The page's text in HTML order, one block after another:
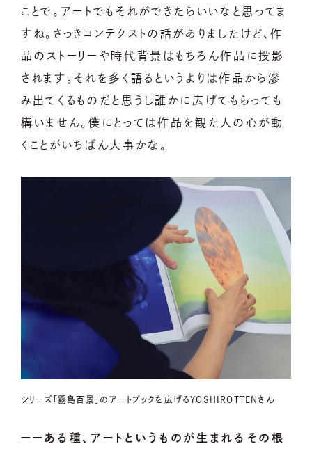
ことで。アートでもそれができたらいいなと思ってま
すね。さっきコンテクストの話がありましたけど、作
品のストーリーや時代背景はもちろん作品に投影
されます。それを多く語るというよりは作品から滲
み出てくるものだと思うし誰かに広げてもらっても
構いません。僕にとっては作品を観た人の心が動
くことがいちばん大事かな。
シリーズ「霧島百景」のアートブックを広げるYOSHIROTTENさん
ーーある種、アートというものが生まれるその根